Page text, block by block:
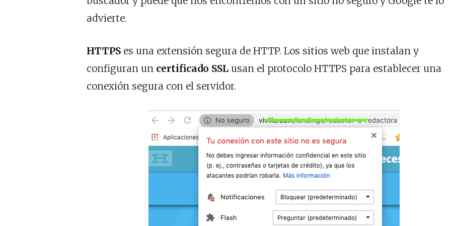
advierte.
HTTPS es una extensión segura de HTTP. Los sitios web que instalan y
configuran un certificado SSL usan el protocolo HTTPS para establecer una
conexión segura con el servidor.